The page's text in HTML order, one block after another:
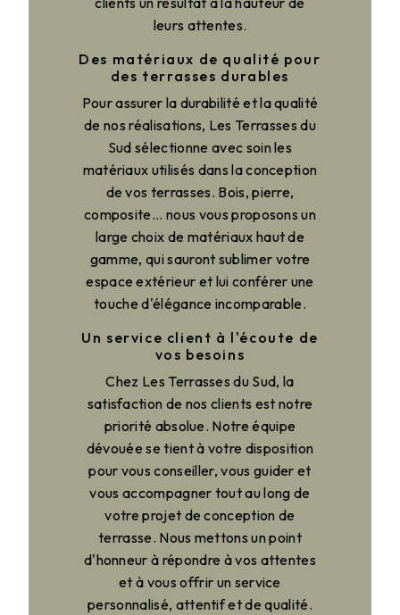
leurs attentes.
Des matériaux de qualité pour
des terrasses durables
Pour assurer la durabilité et la qualité
de nos réalisations, Les Terrasses du
Sud sélectionne avec soin les
matériaux utilisés dans la conception
de vos terrasses. Bois, pierre,
composite... nous vous proposons un
large choix de matériaux haut de
gamme, qui sauront sublimer votre
espace extérieur et lui conférer une
touche d'élégance incomparable.
Un service client à l'écoute de
vos besoins
Chez Les Terrasses du Sud, la
satisfaction de nos clients est notre
priorité absolue. Notre équipe
dévouée se tient à votre disposition
pour vous conseiller, vous guider et
vous accompagner tout au long de
votre projet de conception de
terrasse. Nous mettons un point
d'honneur à répondre à vos attentes
et à vous offrir un service
personnalisé, attentif et de qualité.